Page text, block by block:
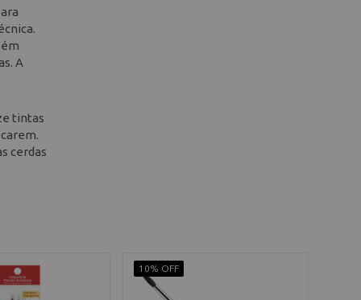
A
tintas
cerdas
10% OFF